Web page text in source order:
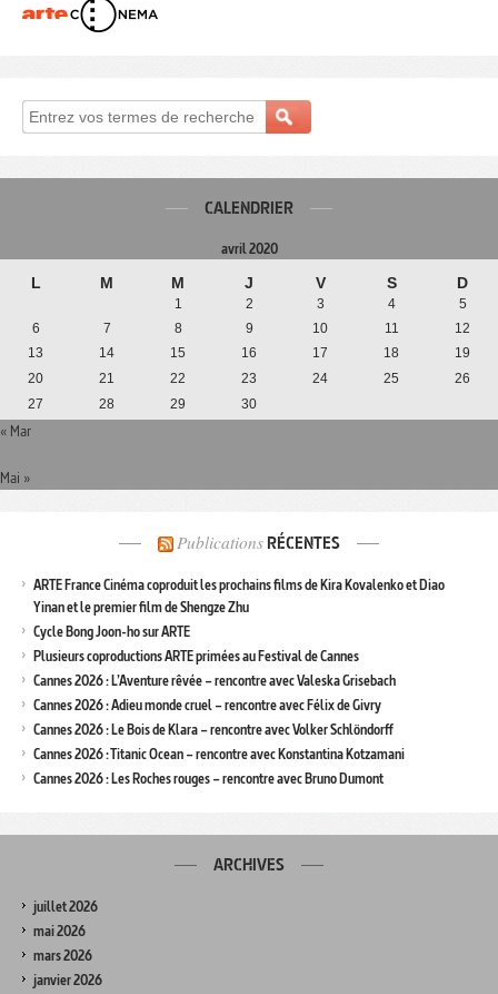
CALENDRIER
avril 2020
L M M J V S D
1 2 3 4
5
6
7 8 9 10 11
12
13
14 15 16 17 18
19
20
21 22 23 24 25
26
27
28 29 30
« Mar
Mai »
Publications RÉCENTES
ARTE France Cinéma coproduit les prochains films de Kira Kovalenko et Diao
Yinan et le premier film de Shengze Zhu
Cycle Bong Joon-ho sur ARTE
Plusieurs coproductions ARTE primées au Festival de Cannes
Cannes 2026 : L’Aventure rêvée – rencontre avec Valeska Grisebach
Cannes 2026 : Adieu monde cruel – rencontre avec Félix de Givry
Cannes 2026 : Le Bois de Klara – rencontre avec Volker Schlöndorff
Cannes 2026 : Titanic Ocean – rencontre avec Konstantina Kotzamani
Cannes 2026 : Les Roches rouges – rencontre avec Bruno Dumont
ARCHIVES
juillet 2026
mai 2026
mars 2026
janvier 2026